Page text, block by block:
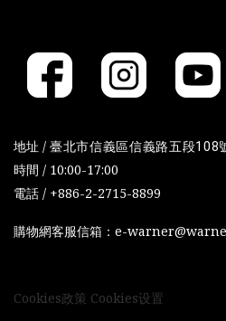
地址 / 臺北市信義區信義路五段108
時間 / 10:00-17:00
電話 / +886-2-2715-8899
購物網客服信箱：e-
Cookies政策 Cookies设置